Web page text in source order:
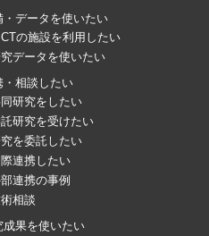
・データを使いたい
の施設を利用したい
データを使いたい
・相談したい
研究をしたい
研究を受けたい
を委託したい
際連携したい
連携の事例
相談
成果を使いたい